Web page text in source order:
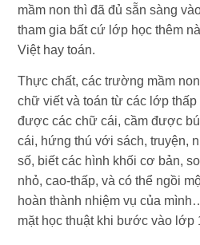
mầm non thì đã đủ sẵn sàng
tham gia bất cứ lớp học thêm
Việt hay toán.
Thực chất, các trường mầm
chữ viết và toán từ các lớp
được các chữ cái, cầm được
cái, hứng thú với sách, truyện,
số, biết các hình khối cơ bản,
nhỏ, cao-thấp, và có thể ngồi
hoàn thành nhiệm vụ của
mặt học thuật khi bước vào lớp